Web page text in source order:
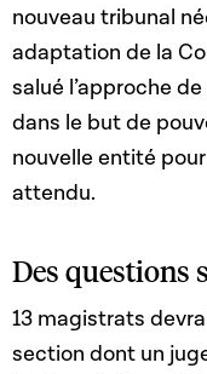
nouveau tribunal
adaptation de la
salué l’approche
dans le but de
nouvelle entité
attendu.
Des questions
13 magistrats
section dont un